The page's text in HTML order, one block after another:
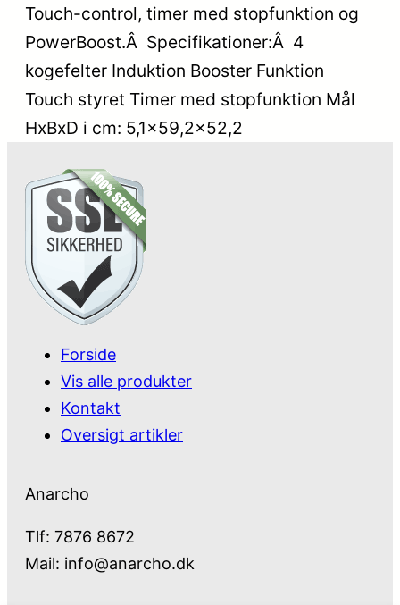
Touch-control, timer med stopfunktion og
PowerBoost.Â Specifikationer:Â 4
kogefelter Induktion Booster Funktion
Touch styret Timer med stopfunktion Mål
HxBxD i cm: 5,1×59,2×52,2
Forside
Vis alle produkter
Kontakt
Oversigt artikler
Anarcho
Tlf: 7876 8672
Mail: info@anarcho.dk